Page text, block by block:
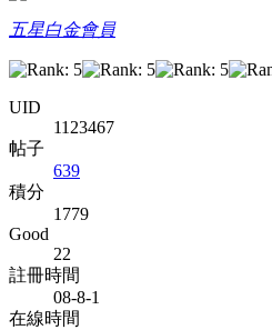
五星白金會員
UID
1123467
帖子
639
積分
1779
Good
22
註冊時間
08-8-1
在線時間